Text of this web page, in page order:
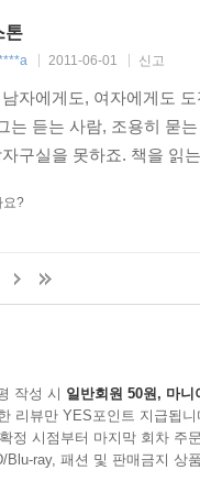
톤
2011-06-01 신고
자에게도, 여자에게도
는 듣는 사람, 조용히 묻
구실을 못하죠. 책을 읽
요?
작성 시 일반회원 50원, 마니
리뷰만 YES포인트 지급됩니
정 시점부터 마지막 회차 주
Blu-ray, 패션 및 판매금지 상